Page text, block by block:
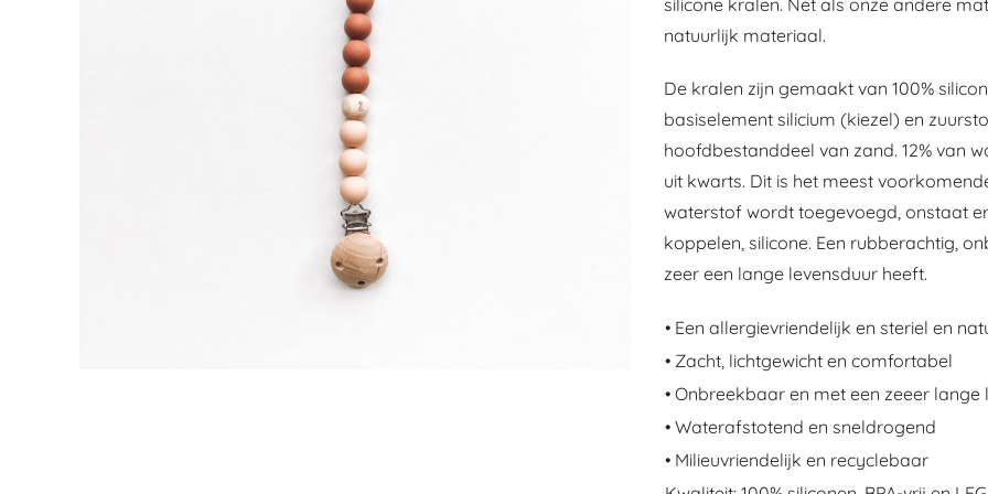
silicone kralen. Net als onze andere
natuurlijk materiaal.
De kralen zijn gemaakt van 100%
basiselement silicium (kiezel) en
hoofdbestanddeel van zand. 12% van
uit kwarts. Dit is het meest
waterstof wordt toegevoegd, onstaat
koppelen, silicone. Een rubberachtig,
zeer een lange levensduur heeft.
• Een allergievriendelijk en steriel en
• Zacht, lichtgewicht en comfortabel
• Onbreekbaar en met een zeeer lange
• Waterafstotend en sneldrogend
• Milieuvriendelijk en recyclebaar